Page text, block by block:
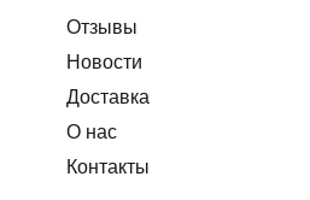
Отзывы
Новости
Доставка
О нас
Контакты